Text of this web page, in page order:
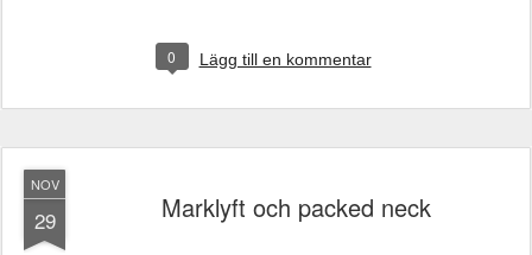
0 Lägg till en kommentar
NOV
29 Marklyft och packed neck